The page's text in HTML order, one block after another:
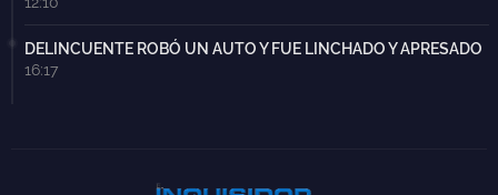
DELINCUENTE ROBÓ UN AUTO Y FUE LINCHADO Y APRESADO
16:17